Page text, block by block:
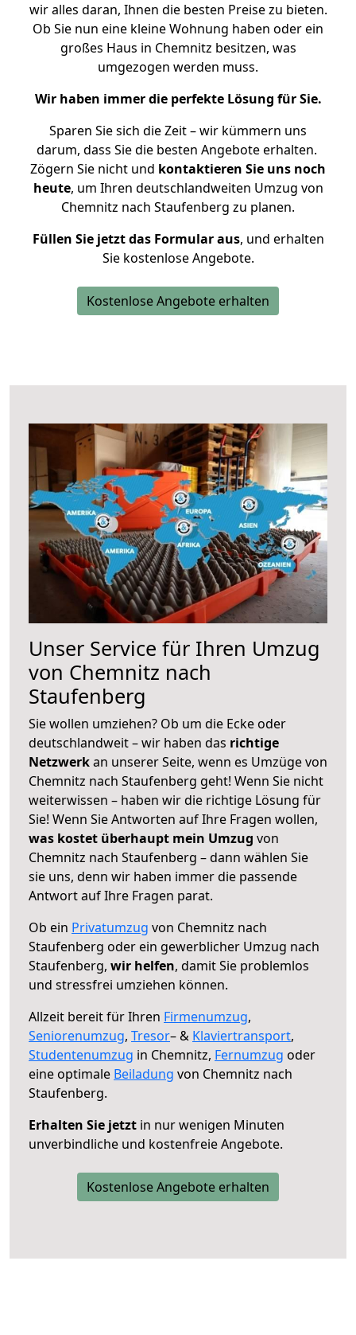
wir alles daran, Ihnen die besten Preise zu bieten.
Ob Sie nun eine kleine Wohnung haben oder ein
großes Haus in Chemnitz besitzen, was
umgezogen werden muss.
Wir haben immer die perfekte Lösung für Sie.
Sparen Sie sich die Zeit – wir kümmern uns
darum, dass Sie die besten Angebote erhalten.
Zögern Sie nicht und kontaktieren Sie uns noch
heute, um Ihren deutschlandweiten Umzug von
Chemnitz nach Staufenberg zu planen.
Füllen Sie jetzt das Formular aus, und erhalten
Sie kostenlose Angebote.
Kostenlose Angebote erhalten
Unser Service für Ihren Umzug
von Chemnitz nach
Staufenberg
Sie wollen umziehen? Ob um die Ecke oder
deutschlandweit – wir haben das richtige
Netzwerkan unserer Seite, wenn es Umzüge von
Chemnitz nach Staufenberg geht! Wenn Sie nicht
weiterwissen – haben wir die richtige Lösung für
Sie! Wenn Sie Antworten auf Ihre Fragen wollen,
was kostet überhaupt mein Umzug von
Chemnitz nach Staufenberg – dann wählen Sie
sie uns, denn wir haben immer die passende
Antwort auf Ihre Fragen parat.
Ob ein Privatumzug von Chemnitz nach
Staufenberg oder ein gewerblicher Umzug nach
Staufenberg, wir helfen, damit Sie problemlos
und stressfrei umziehen können.
Allzeit bereit für Ihren Firmenumzug,
Seniorenumzug, Tresor– & Klaviertransport,
Studentenumzug in Chemnitz, Fernumzug oder
eine optimale Beiladung von Chemnitz nach
Staufenberg.
Erhalten Sie jetzt in nur wenigen Minuten
unverbindliche und kostenfreie Angebote.
Kostenlose Angebote erhalten